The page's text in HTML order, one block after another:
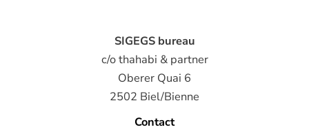
SIGEGS bureau
c/o thahabi & partner
Oberer Quai 6
2502 Biel/Bienne
Contact